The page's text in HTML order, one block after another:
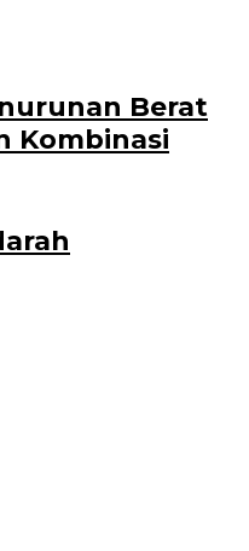
Berat
Kombinasi